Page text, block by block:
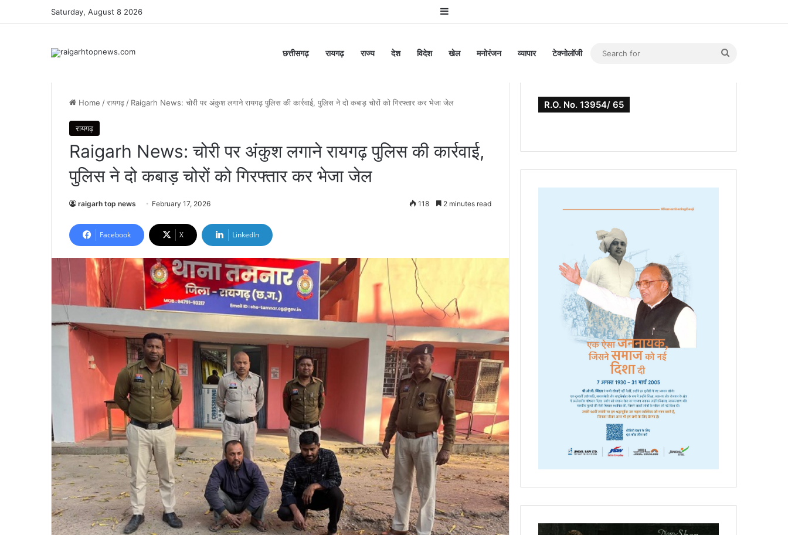
Saturday, August 8 2026 Sidebar
छत्तीसगढ़ रायगढ़ राज्य देश विदेश खेल मनोरंजन व्यापार टेक्नोलॉजी
Home /रायगढ़ / Raigarh News: चोरी पर अंकुश लगाने रायगढ़ पुलिस की कार्रवाई, पुलिस ने दो कबाड़ चोरों को गिरफ्तार कर भेजा जेल
रायगढ़
Raigarh News: चोरी पर अंकुश लगाने रायगढ़ पुलिस की कार्रवाई,
पुलिस ने दो कबाड़ चोरों को गिरफ्तार कर भेजा जेल
raigarh top news February 17, 2026 118 2 minutes read
Facebook X LinkedIn
R.O. No. 13954/ 65